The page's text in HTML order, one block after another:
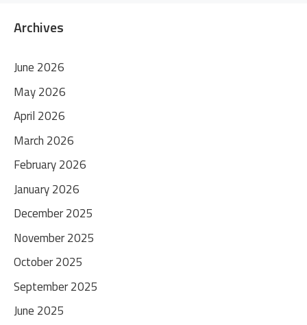
Archives
June 2026
May 2026
April 2026
March 2026
February 2026
January 2026
December 2025
November 2025
October 2025
September 2025
June 2025